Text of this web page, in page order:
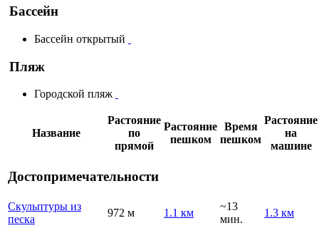
Бассейн
Бассейн открытый
Пляж
Городской пляж
Название
Растояние
по
прямой
Растояние
пешком
Время
пешком
Растояние
на
машине
Достопримечательности
Скульптуры из
песка
972 м 1.1 км
~13
мин.
1.3 км